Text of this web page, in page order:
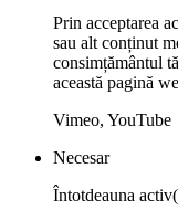
Prin acceptarea
sau alt conținut
consimțământul
această pagină
Vimeo, YouTube
Necesar
Întotdeauna